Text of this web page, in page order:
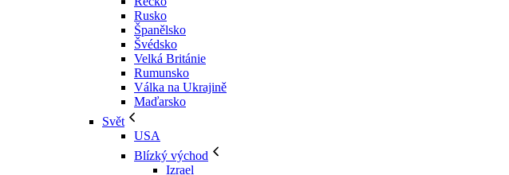
Rusko
Španělsko
Švédsko
Velká Británie
Rumunsko
Válka na Ukrajině
Maďarsko
Svět
USA
Blízký východ
Izrael